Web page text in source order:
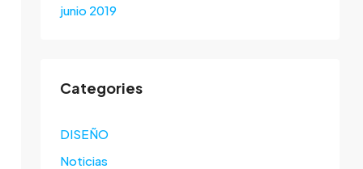
junio 2019
Categories
DISEÑO
Noticias